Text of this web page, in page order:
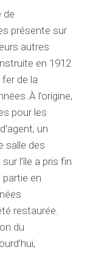
de
présente sur
autres
en 1912
de la
À l’origine,
pour les
un
salle des
l’île a pris fin
partie en
restaurée.
du